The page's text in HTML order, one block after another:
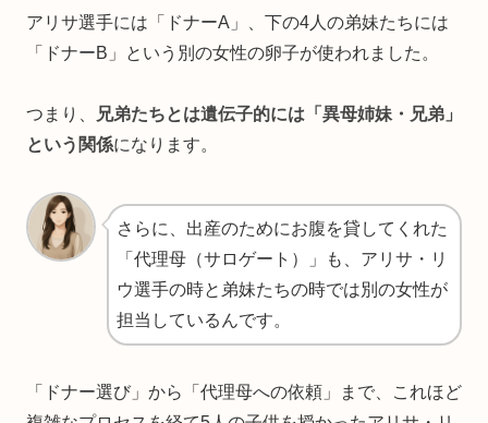
アリサ選手には「ドナーA」、下の4人の弟妹たちには
「ドナーB」という別の女性の卵子が使われました。
つまり、
兄弟たちとは遺伝子的には「異母姉妹・兄弟」
という関係になります。
さらに、出産のためにお腹を貸してくれた
「代理母（サロゲート）」も、アリサ・リ
ウ選手の時と弟妹たちの時では別の女性が
担当しているんです。
「ドナー選び」から「代理母への依頼」まで、これほど